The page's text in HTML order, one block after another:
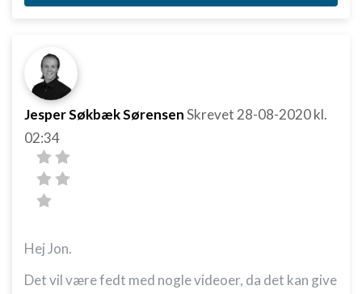
Jesper Søkbæk SørensenSkrevet 28-08-2020kl.
02:34
Hej Jon.
Det vil være fedt med nogle videoer, da det kan give